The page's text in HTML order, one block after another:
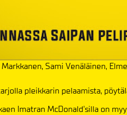
Sami Venäläinen,
pleikkarin pelaamista,
Imatran McDonald'silla on